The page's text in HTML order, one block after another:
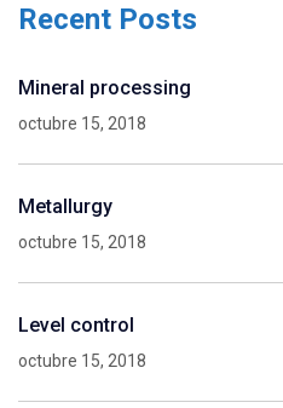
Recent Posts
Mineral processing
octubre 15, 2018
Metallurgy
octubre 15, 2018
Level control
octubre 15, 2018